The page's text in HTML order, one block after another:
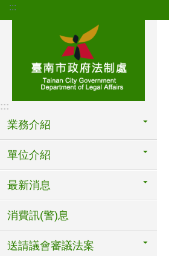
跳到主要內容區塊
:::
:::
業務介紹
單位介紹
最新消息
消費訊(警)息
送請議會審議法案